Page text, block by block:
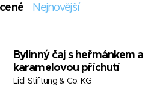
Nejnovější
Bylinný čaj s heřmánkem a
karamelovou příchutí
Lidl Stiftung & Co. KG